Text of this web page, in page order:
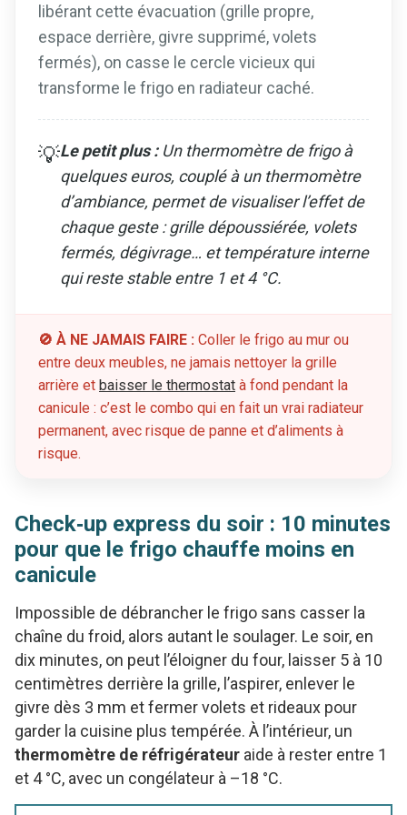
libérant cette évacuation (grille propre,
espace derrière, givre supprimé, volets
fermés), on casse le cercle vicieux qui
transforme le frigo en radiateur caché.
💡Le petit plus :Un thermomètre de frigo à
quelques euros, couplé à un thermomètre
d’ambiance, permet de visualiser l’effet de
chaque geste : grille dépoussiérée, volets
fermés, dégivrage… et température interne
qui reste stable entre 1 et 4 °C.
🚫 À NE JAMAIS FAIRE : Coller le frigo au mur ou
entre deux meubles, ne jamais nettoyer la grille
arrière et baisser le thermostat à fond pendant la
canicule : c’est le combo qui en fait un vrai radiateur
permanent, avec risque de panne et d’aliments à
risque.
Check‑up express du soir : 10 minutes
pour que le frigo chauffe moins en
canicule
Impossible de débrancher le frigo sans casser la
chaîne du froid, alors autant le soulager. Le soir, en
dix minutes, on peut l’éloigner du four, laisser 5 à 10
centimètres derrière la grille, l’aspirer, enlever le
givre dès 3 mm et fermer volets et rideaux pour
garder la cuisine plus tempérée. À l’intérieur, un
thermomètre de réfrigérateur aide à rester entre 1
et 4 °C, avec un congélateur à –18 °C.